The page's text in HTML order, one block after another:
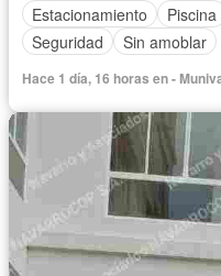
Estacionamiento
Piscina
Seguridad
Sin amoblar
Hace 1 día, 16 horas en -